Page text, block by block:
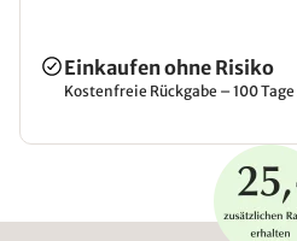
Einkaufen ohne Risiko
Kostenfreie Rückgabe – 100